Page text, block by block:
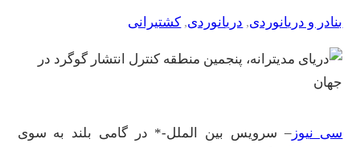
بنادر و دریانوردی, دریانوردی, کشتیرانی
سی نیوز– سرویس بین الملل-* در گامی بلند به سوی